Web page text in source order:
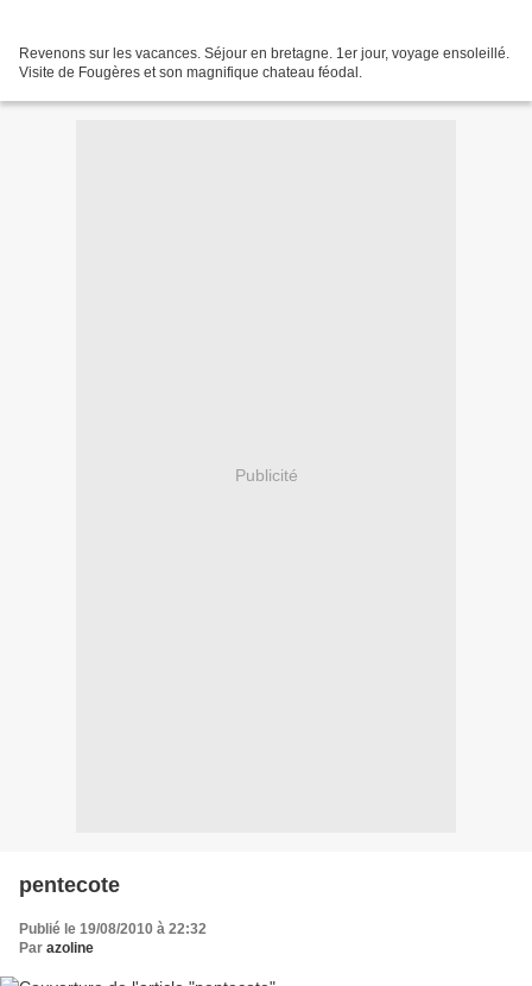
Revenons sur les vacances. Séjour en bretagne. 1er jour, voyage ensoleillé.
Visite de Fougères et son magnifique chateau féodal.
Publicité
pentecote
Publié le 19/08/2010 à 22:32
Par azoline